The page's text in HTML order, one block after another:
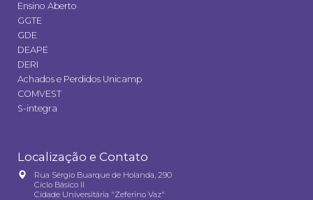
Ensino Aberto
GGTE
GDE
DEAPE
DERI
Achados e Perdidos Unicamp
COMVEST
S-integra
Localização e Contato
Rua Sérgio Buarque de Holanda, 290
Ciclo Básico II
Cidade Universitária "Zeferino Vaz"